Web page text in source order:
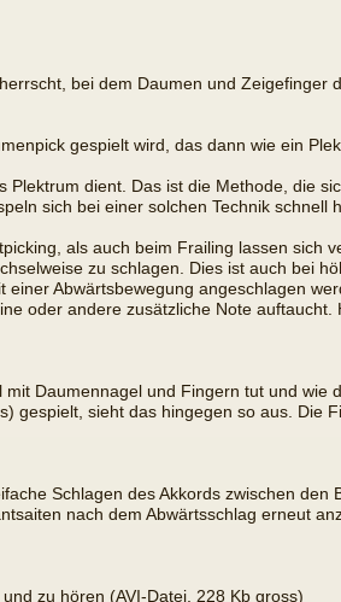
bei dem Daumen und
gespielt wird, das dann wie ein
dient. Das ist die Methode, die
sich bei einer solchen Technik schnell
als auch beim Frailing lassen sich
zu schlagen. Dies ist auch bei
Abwärtsbewegung angeschlagen
oder andere zusätzliche Note auftaucht.
Daumennagel und Fingern tut und
gespielt, sieht das hingegen so aus. Die
Schlagen des Akkords zwischen
nach dem Abwärtsschlag erneut
zu hören (AVI-Datei, 228 Kb gross)